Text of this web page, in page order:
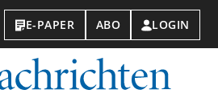
E-PAPER ABO LOGIN